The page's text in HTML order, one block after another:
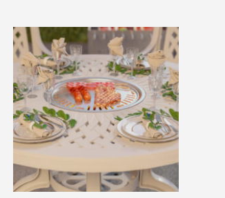
Add to
wishlist